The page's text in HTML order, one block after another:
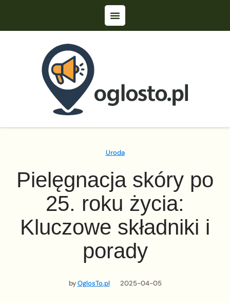
Uroda
Pielęgnacja skóry po
25. roku życia:
Kluczowe składniki i
porady
byOglosTo.pl 2025-04-05